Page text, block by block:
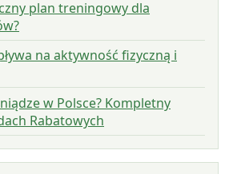
plan treningowy dla
na aktywność fizyczną i
w Polsce? Kompletny
Rabatowych